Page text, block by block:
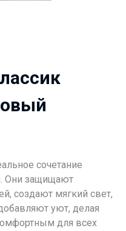
сочетание
Они защищают
создают мягкий свет,
уют, делая
для всех